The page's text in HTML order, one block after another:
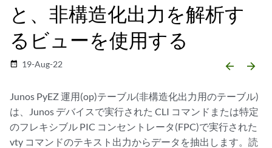
と、非構造化出力を解析す
るビューを使用する
date_range 19-Aug-22 arrow_backward arrow_forward
Junos PyEZ 運用(op)テーブル(非構造化出力用のテーブル)
は、Junos デバイスで実行された CLI コマンドまたは特定
のフレキシブル PIC コンセントレータ(FPC)で実行された
vty コマンドのテキスト出力からデータを抽出します。読